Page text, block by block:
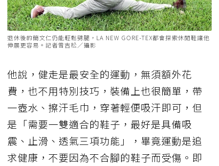
退休後的簡文仁仍能輕鬆劈腿，LA NEW GORE-TEX都會探索休閒鞋讓他
伸展更容易。記者曾吉松／攝影
他說，健走是最安全的運動，無須額外花
費，也不用特別技巧，裝備上也很簡單，帶
一壺水、擦汗毛巾，穿著輕便吸汗即可，但
是「需要一雙適合的鞋子，最好是具備吸
震、止滑、透氣三項功能」，畢竟運動是追
求健康，不要因為不合腳的鞋子而受傷。即